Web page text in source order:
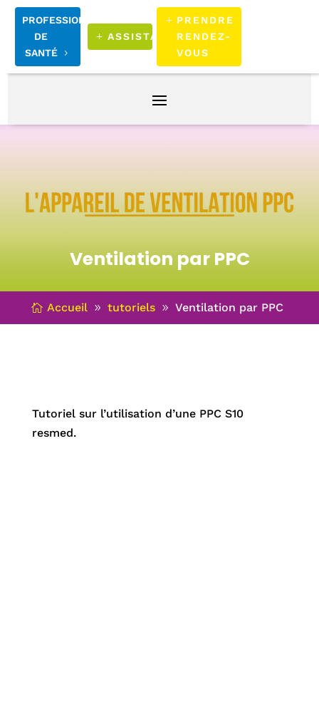
PROFESSIONNELS
DE
SANTÉ
ASSISTANCE
PRENDRE
RENDEZ-
VOUS
Ventilation par PPC
Accueil tutoriels Ventilation par PPC
Tutoriel sur l’utilisation d’une PPC S10
resmed.